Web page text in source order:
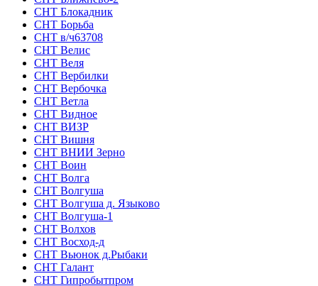
СНТ Блокадник
СНТ Борьба
СНТ в/ч63708
СНТ Велис
СНТ Веля
СНТ Вербилки
СНТ Вербочка
СНТ Ветла
СНТ Видное
СНТ ВИЗР
СНТ Вишня
СНТ ВНИИ Зерно
СНТ Воин
СНТ Волга
СНТ Волгуша
СНТ Волгуша д. Языково
СНТ Волгуша-1
СНТ Волхов
СНТ Восход-д
СНТ Вьюнок д.Рыбаки
СНТ Галант
СНТ Гипробытпром